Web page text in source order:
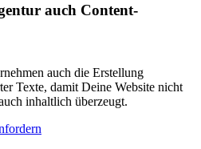
auch Content-
auch die Erstellung
Texte, damit Deine Website nicht
inhaltlich überzeugt.